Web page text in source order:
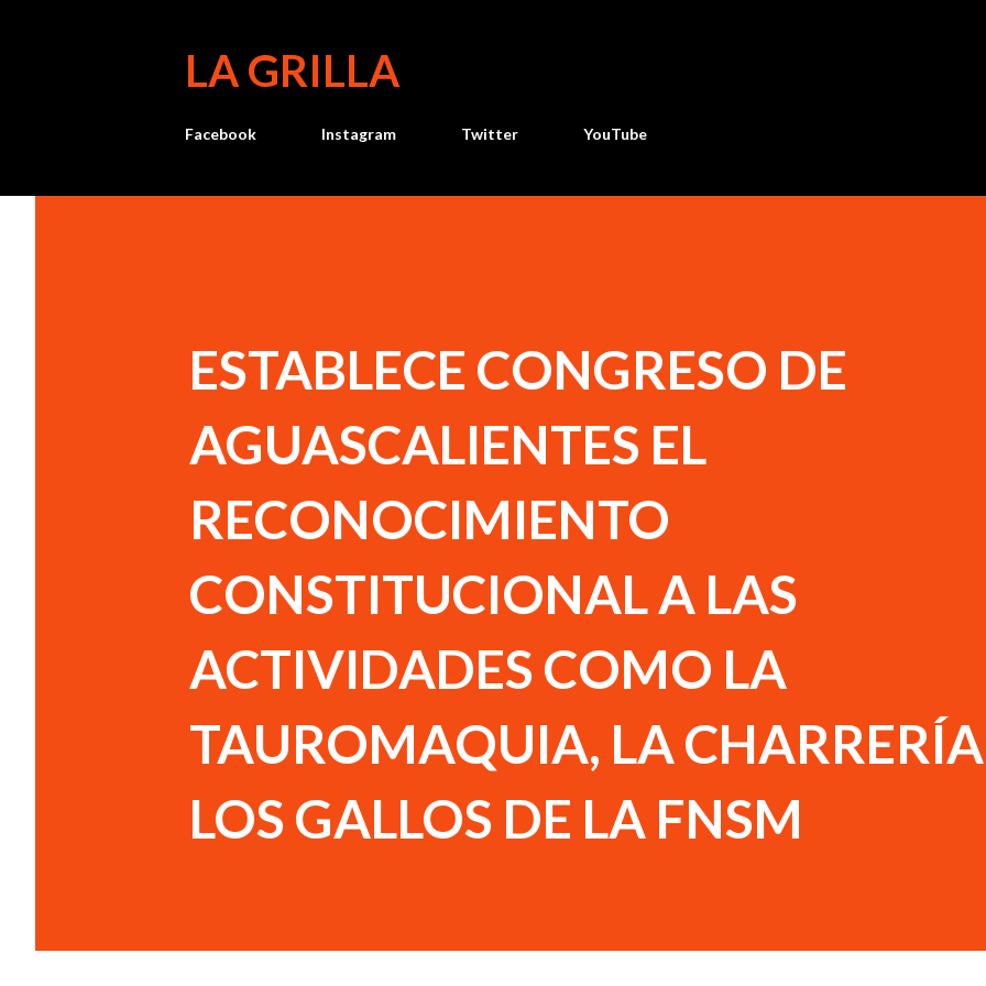
LA GRILLA
Facebook Instagram Twitter YouTube
ESTABLECE CONGRESO DE
AGUASCALIENTES EL
RECONOCIMIENTO
CONSTITUCIONAL A LAS
ACTIVIDADES COMO LA
TAUROMAQUIA, LA
LOS GALLOS DE LA FNSM